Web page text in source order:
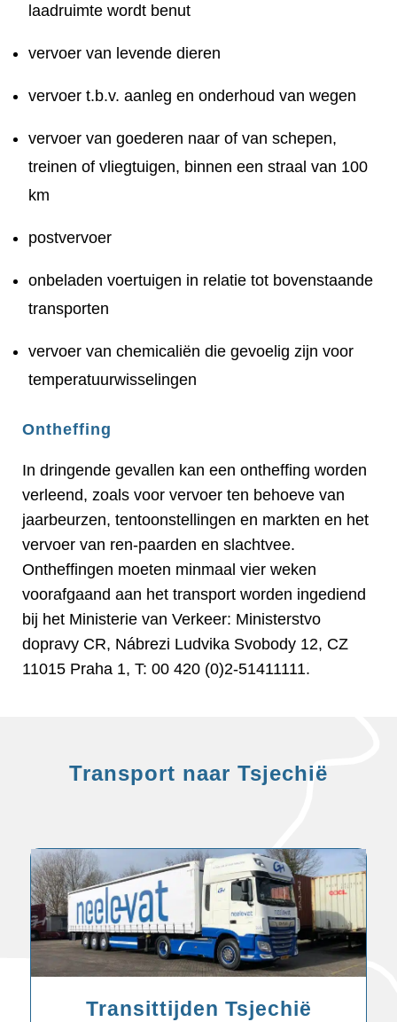
laadruimte wordt benut
vervoer van levende dieren
vervoer t.b.v. aanleg en onderhoud van wegen
vervoer van goederen naar of van schepen,
treinen of vliegtuigen, binnen een straal van 100
km
postvervoer
onbeladen voertuigen in relatie tot bovenstaande
transporten
vervoer van chemicaliën die gevoelig zijn voor
temperatuurwisselingen
Ontheffing
In dringende gevallen kan een ontheffing worden
verleend, zoals voor vervoer ten behoeve van
jaarbeurzen, tentoonstellingen en markten en het
vervoer van ren-paarden en slachtvee.
Ontheffingen moeten minmaal vier weken
voorafgaand aan het transport worden ingediend
bij het Ministerie van Verkeer: Ministerstvo
dopravy CR, Nábrezi Ludvika Svobody 12, CZ
11015 Praha 1, T: 00 420 (0)2-51411111.
Transport naar Tsjechië
Transittijden Tsjechië